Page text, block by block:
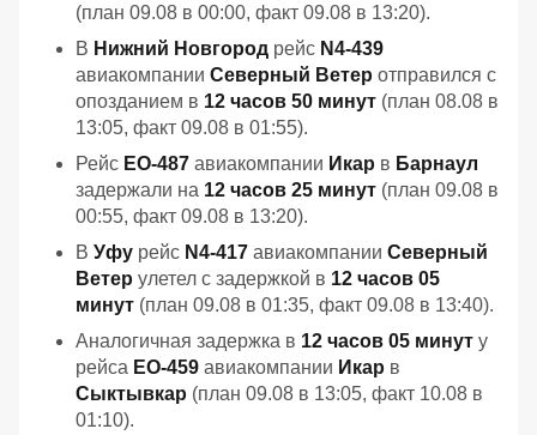
(план 09.08 в 00:00, факт 09.08 в 13:20).
В Нижний Новгород рейс N4-439
авиакомпании Северный Ветер отправился с
опозданием в 12 часов 50 минут (план 08.08 в
13:05, факт 09.08 в 01:55).
Рейс EO-487 авиакомпании Икар в Барнаул
задержали на 12 часов 25 минут (план 09.08 в
00:55, факт 09.08 в 13:20).
В Уфу рейс N4-417 авиакомпании Северный
Ветер улетел с задержкой в 12 часов 05
минут (план 09.08 в 01:35, факт 09.08 в 13:40).
Аналогичная задержка в 12 часов 05 минут у
рейса EO-459 авиакомпании Икар в
Сыктывкар (план 09.08 в 13:05, факт 10.08 в
01:10).